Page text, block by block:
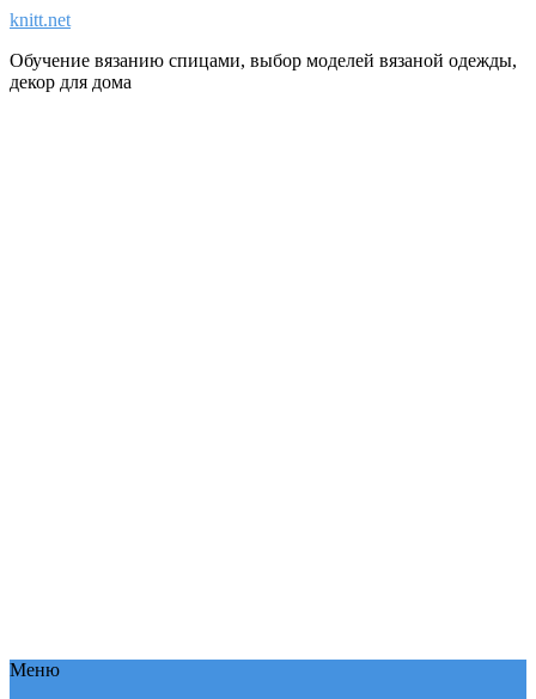
knitt.net
Обучение вязанию спицами, выбор моделей вязаной одежды,
декор для дома
Меню